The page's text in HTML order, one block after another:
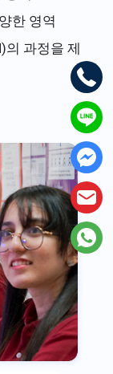
한 영역
의 과정을 제